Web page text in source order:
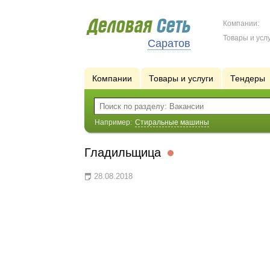
Саратов
Компании:
Товары и
Компании Товары и услуги Тендеры
Например: Стиральные машины
Гладильщица
28.08.2018